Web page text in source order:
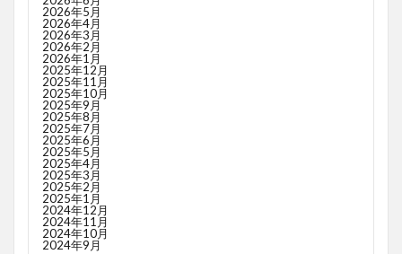
2026年5月
2026年4月
2026年3月
2026年2月
2026年1月
2025年12月
2025年11月
2025年10月
2025年9月
2025年8月
2025年7月
2025年6月
2025年5月
2025年4月
2025年3月
2025年2月
2025年1月
2024年12月
2024年11月
2024年10月
2024年9月